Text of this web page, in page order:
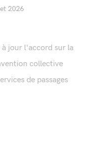
2026
à jour l'accord sur la
collective
de passages